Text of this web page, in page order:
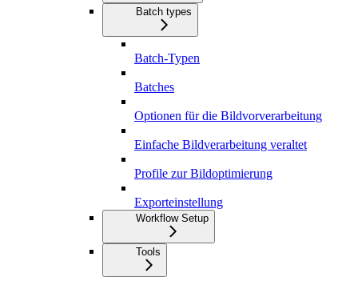
Batch types
Batch-Typen
Batches
Optionen für die Bildvorverarbeitung
Einfache Bildverarbeitung veraltet
Profile zur Bildoptimierung
Exporteinstellung
Workflow Setup
Tools